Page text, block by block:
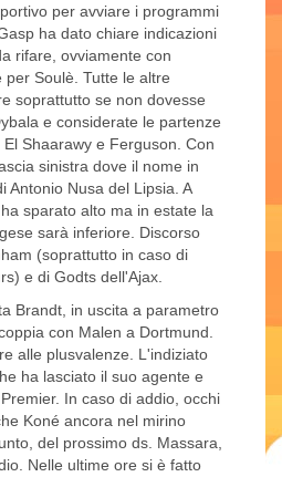
per avviare i programmi
ha dato chiare indicazioni
rifare, ovviamente con
Soulè. Tutte le altre
soprattutto se non dovesse
e considerate le partenze
Shaarawy e Ferguson. Con
sinistra dove il nome in
Antonio Nusa del Lipsia. A
sparato alto ma in estate la
sarà inferiore. Discorso
(soprattutto in caso di
e di Godts dell'Ajax.
Brandt, in uscita a parametro
con Malen a Dortmund.
alle plusvalenze. L'indiziato
ha lasciato il suo agente e
In caso di addio, occhi
Koné ancora nel mirino
del prossimo ds. Massara,
Nelle ultime ore si è fatto